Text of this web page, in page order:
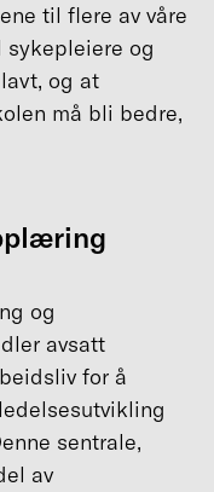
til flere av våre
sykepleiere og
og at
må bli bedre,
og
avsatt
for å
sentrale,
av